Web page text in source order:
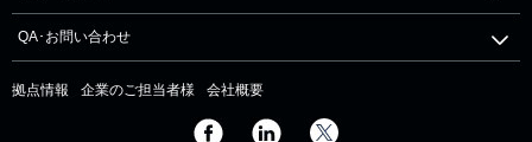
QA･お問い合わせ
拠点情報 企業のご担当者様 会社概要